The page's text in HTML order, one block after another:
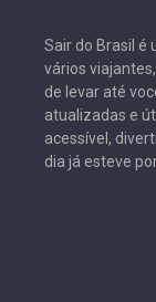
Sair do Brasil é
vários
de levar até
atualizadas e
acessível,
dia já esteve